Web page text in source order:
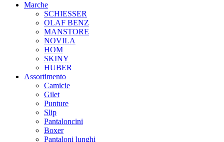
Marche
SCHIESSER
OLAF BENZ
MANSTORE
NOVILA
HOM
SKINY
HUBER
Assortimento
Camicie
Gilet
Punture
Slip
Pantaloncini
Boxer
Pantaloni lunghi